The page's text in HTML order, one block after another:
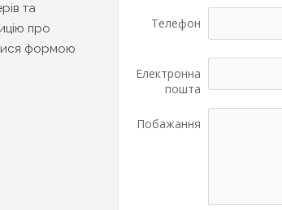
та
про
формою
Телефон
Електронна
пошта
Побажання